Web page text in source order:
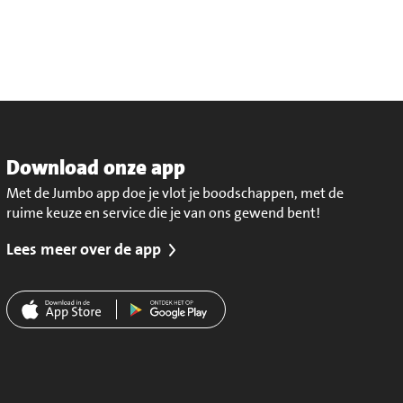
Download onze app
Met de Jumbo app doe je vlot je boodschappen, met de
ruime keuze en service die je van ons gewend bent!
Lees meer over de app